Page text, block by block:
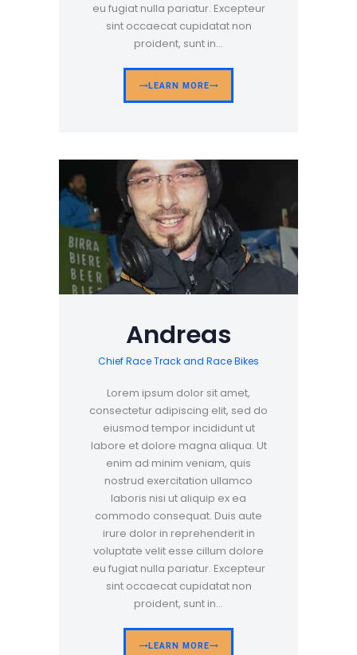
eu fugiat nulla pariatur. Excepteur
sint occaecat cupidatat non
proident, sunt in…
LEARN MORE
Andreas
Chief Race Track and Race Bikes
Lorem ipsum dolor sit amet,
consectetur adipiscing elit, sed do
eiusmod tempor incididunt ut
labore et dolore magna aliqua. Ut
enim ad minim veniam, quis
nostrud exercitation ullamco
laboris nisi ut aliquip ex ea
commodo consequat. Duis aute
irure dolor in reprehenderit in
voluptate velit esse cillum dolore
eu fugiat nulla pariatur. Excepteur
sint occaecat cupidatat non
proident, sunt in…
LEARN MORE